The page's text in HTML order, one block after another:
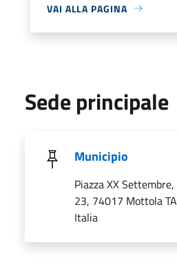
VAI ALLA PAGINA
Sede principale
Municipio
Piazza XX Settembre,
23, 74017 Mottola TA
Italia